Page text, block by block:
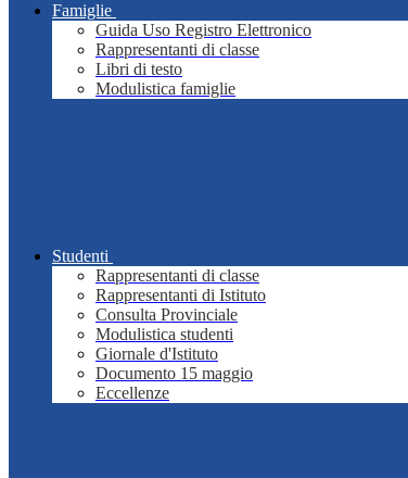
Famiglie
Guida Uso Registro Elettronico
Rappresentanti di classe
Libri di testo
Modulistica famiglie
Studenti
Rappresentanti di classe
Rappresentanti di Istituto
Consulta Provinciale
Modulistica studenti
Giornale d'Istituto
Documento 15 maggio
Eccellenze